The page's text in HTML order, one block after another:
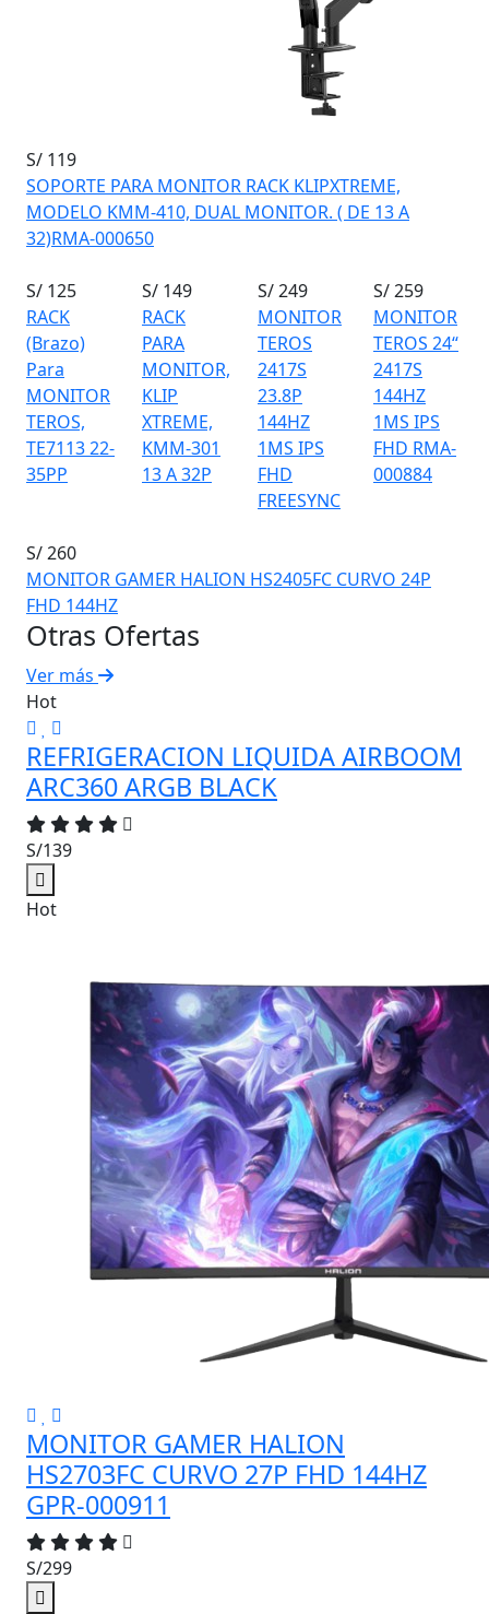
S/ 119
SOPORTE PARA MONITOR RACK KLIPXTREME,
MODELO KMM-410, DUAL MONITOR. ( DE 13 A
32)RMA-000650
S/ 125
RACK
(Brazo)
Para
MONITOR
TEROS,
TE7113 22-
35PP
S/ 149
RACK
PARA
MONITOR,
KLIP
XTREME,
KMM-301
13 A 32P
S/ 249
MONITOR
TEROS
2417S
23.8P
144HZ
1MS IPS
FHD
FREESYNC
S/ 259
MONITOR
TEROS 24“
2417S
144HZ
1MS IPS
FHD RMA-
000884
S/ 260
MONITOR GAMER HALION HS2405FC CURVO 24P
FHD 144HZ
Otras Ofertas
Ver más
Hot
REFRIGERACION LIQUIDA AIRBOOM
ARC360 ARGB BLACK
S/139
Hot
MONITOR GAMER HALION
HS2703FC CURVO 27P FHD 144HZ
GPR-000911
S/299